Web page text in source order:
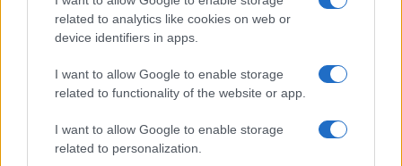
related to analytics like cookies on web or
device identifiers in apps.
I want to allow Google to enable storage
related to functionality of the website or app.
I want to allow Google to enable storage
related to personalization.
come codice comanda, i suoi anni di galera bene
o male non poteva non comminarli. Adesso siamo
agli epigoni che neppure sbagliano, che fanno il
loro dovere a vandalizzare: se va bene per lo
stupido ditone di un Cattelan, perché non per il
Colosseo o l’Arco della Pace o la Galleria Vittorio